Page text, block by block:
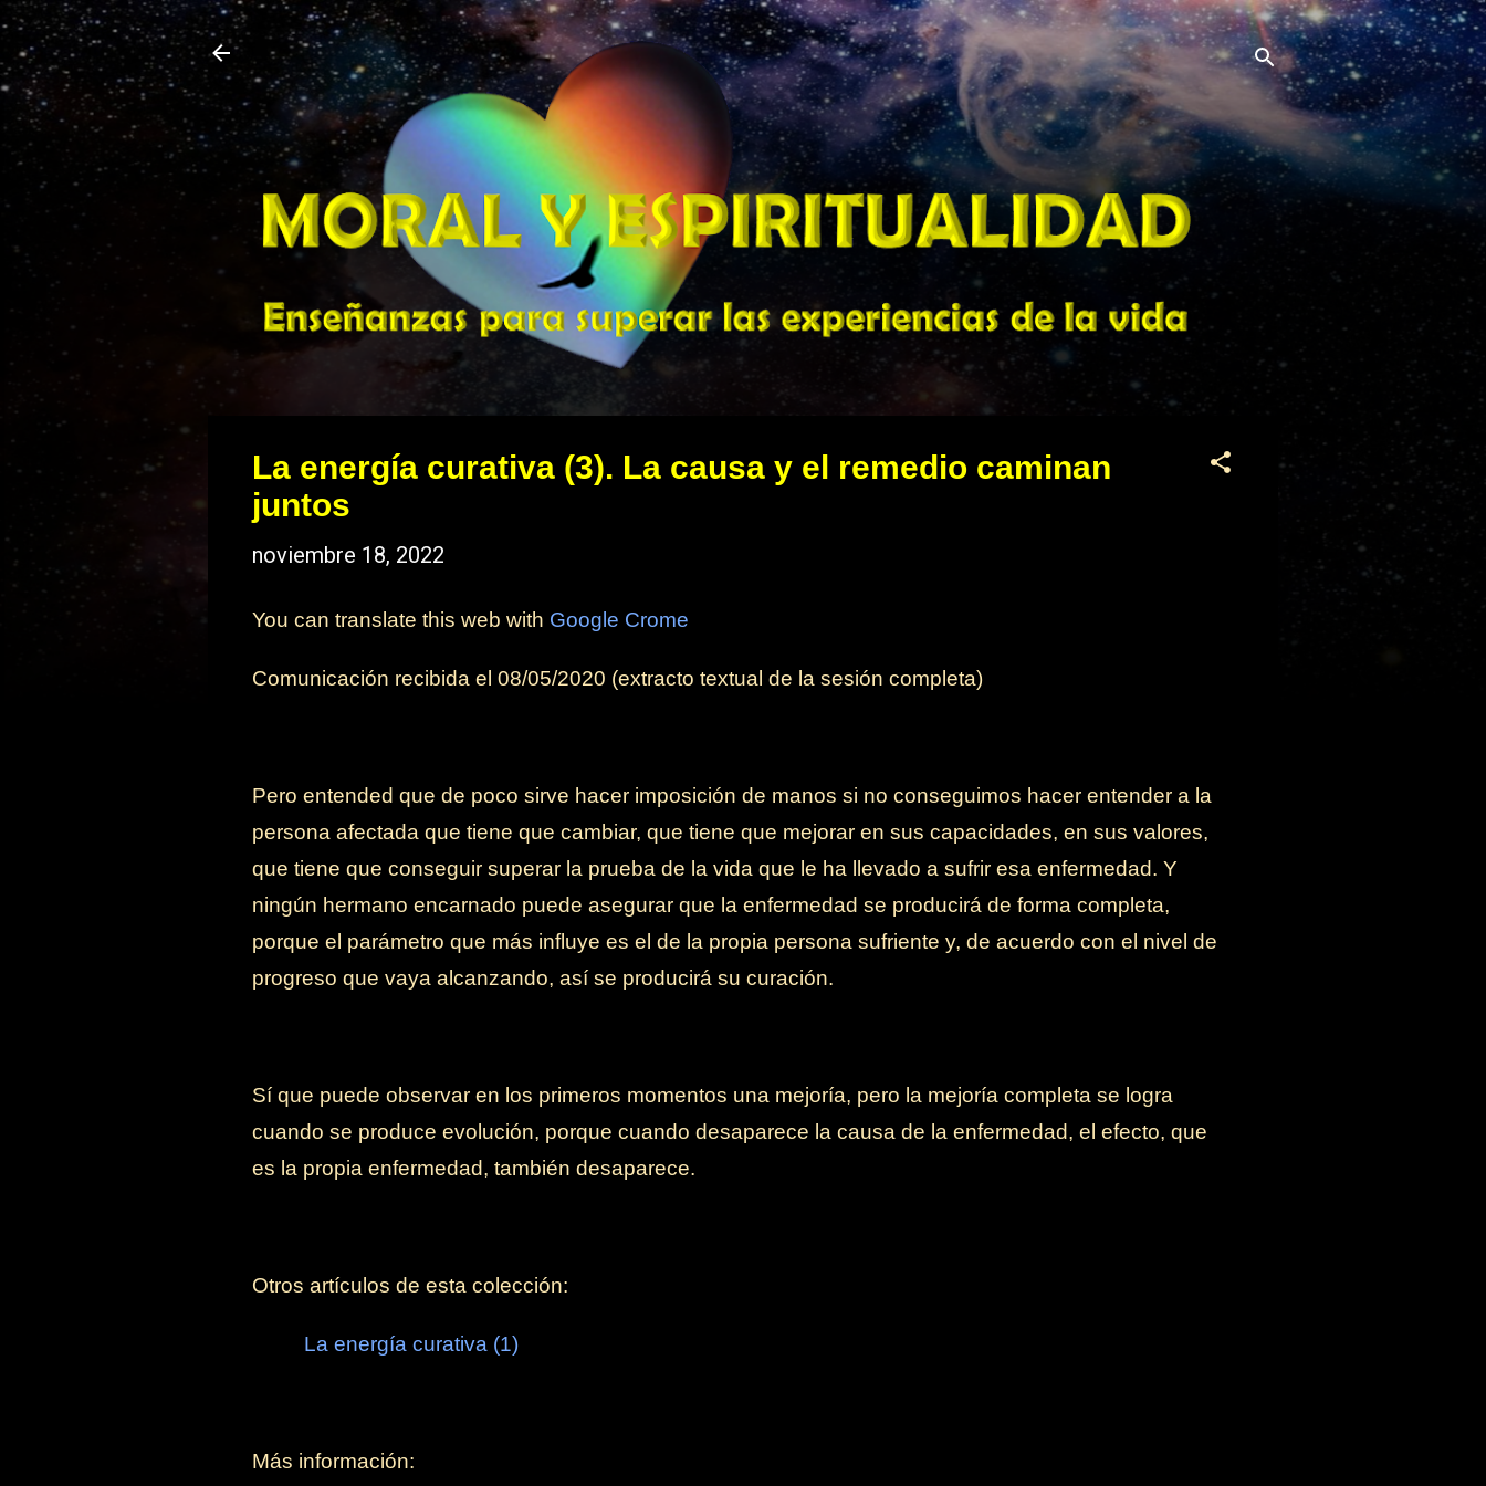
Ir al contenido principal
La energía curativa (3). La causa y el remedio caminan
juntos
noviembre 18, 2022
You can translate this web with Google Crome
Comunicación recibida el 08/05/2020 (extracto textual de la sesión completa)
Pero entended que de poco sirve hacer imposición de manos si no conseguimos hacer entender a la
persona afectada que tiene que cambiar, que tiene que mejorar en sus capacidades, en sus valores,
que tiene que conseguir superar la prueba de la vida que le ha llevado a sufrir esa enfermedad. Y
ningún hermano encarnado puede asegurar que la enfermedad se producirá de forma completa,
porque el parámetro que más influye es el de la propia persona sufriente y, de acuerdo con el nivel de
progreso que vaya alcanzando, así se producirá su curación.
Sí que puede observar en los primeros momentos una mejoría, pero la mejoría completa se logra
cuando se produce evolución, porque cuando desaparece la causa de la enfermedad, el efecto, que
es la propia enfermedad, también desaparece.
Otros artículos de esta colección:
La energía curativa (1)
Más información: